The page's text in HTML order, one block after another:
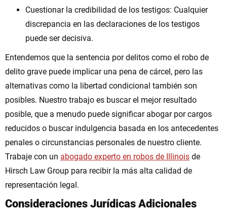
Cuestionar la credibilidad de los testigos: Cualquier
discrepancia en las declaraciones de los testigos
puede ser decisiva.
Entendemos que la sentencia por delitos como el robo de
delito grave puede implicar una pena de cárcel, pero las
alternativas como la libertad condicional también son
posibles. Nuestro trabajo es buscar el mejor resultado
posible, que a menudo puede significar abogar por cargos
reducidos o buscar indulgencia basada en los antecedentes
penales o circunstancias personales de nuestro cliente.
Trabaje con un abogado experto en robos de Illinois de
Hirsch Law Group para recibir la más alta calidad de
representación legal.
Consideraciones Jurídicas Adicionales